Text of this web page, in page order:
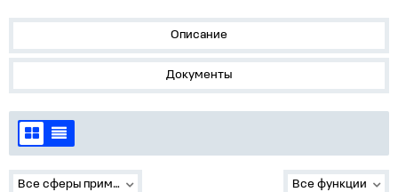
Описание
Документы
Все сферы применения Все функции